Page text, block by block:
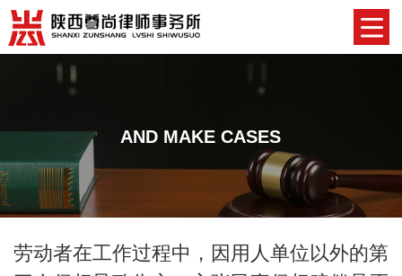
AND MAKE CASES
劳动者在工作过程中，因用人单位以外的第